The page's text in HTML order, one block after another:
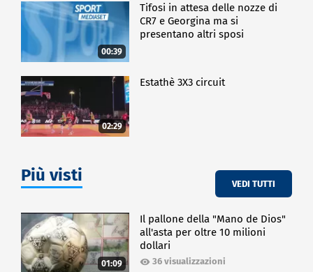
00:39
Tifosi in attesa delle nozze di
CR7 e Georgina ma si
presentano altri sposi
02:29
Estathè 3X3 circuit
Più visti VEDI TUTTI
01:09
Il pallone della "Mano de Dios"
all'asta per oltre 10 milioni
dollari
36 visualizzazioni